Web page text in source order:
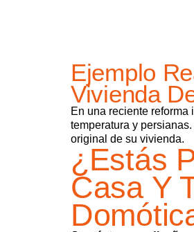
Ejemplo
Vivienda
En una reciente
temperatura y
original de su vivienda.
¿Estás
Casa Y